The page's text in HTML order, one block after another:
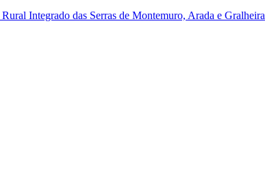
Integrado das Serras de Montemuro, Arada e Gralheira